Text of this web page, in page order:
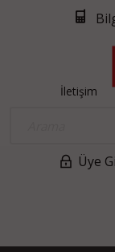
İletişim
Üye